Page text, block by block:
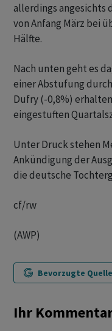
allerdings angesichts
von Anfang März bei
Hälfte.
Nach unten geht es
einer Abstufung
Dufry (-0,8%)
eingestuften
Unter Druck stehen
Ankündigung der
die deutsche
cf/rw
(AWP)
Bevorzugte Quelle
Ihr